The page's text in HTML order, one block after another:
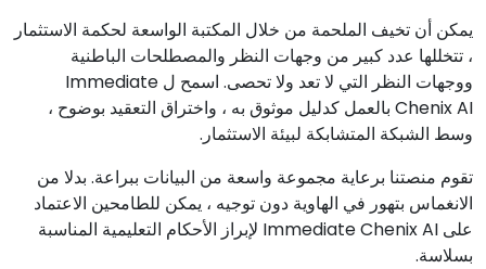
يمكن أن تخيف الملحمة من خلال المكتبة الواسعة لحكمة الاستثمار
، تتخللها عدد كبير من وجهات النظر والمصطلحات الباطنية
ووجهات النظر التي لا تعد ولا تحصى. اسمح ل Immediate
Chenix AI بالعمل كدليل موثوق به ، واختراق التعقيد بوضوح ،
وسط الشبكة المتشابكة لبيئة الاستثمار.
تقوم منصتنا برعاية مجموعة واسعة من البيانات ببراعة. بدلا من
الانغماس بتهور في الهاوية دون توجيه ، يمكن للطامحين الاعتماد
على Immediate Chenix AI لإبراز الأحكام التعليمية المناسبة
بسلاسة.